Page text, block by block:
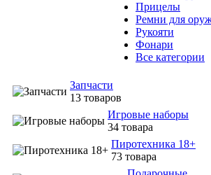
Прицелы
Ремни для
Рукояти
Фонари
Все категории
Запчасти
13 товаров
Игровые наборы
34 товара
Пиротехника 18+
73 товара